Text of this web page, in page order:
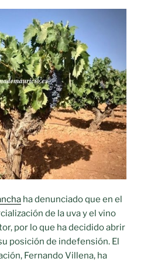
ha denunciado que en el
de la uva y el vino
por lo que ha decidido abrir
posición de indefensión. El
Fernando Villena, ha